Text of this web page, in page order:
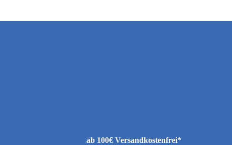
ab 100€ Versandkostenfrei*